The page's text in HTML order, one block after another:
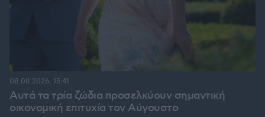
Αυτά τα τρία ζώδια προσελκύουν σημαντική
οικονομική επιτυχία τον Αύγουστο
08.08.2026, 15:41